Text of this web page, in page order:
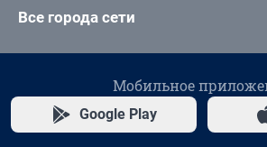
Все города сети
Мобильное
Google Play